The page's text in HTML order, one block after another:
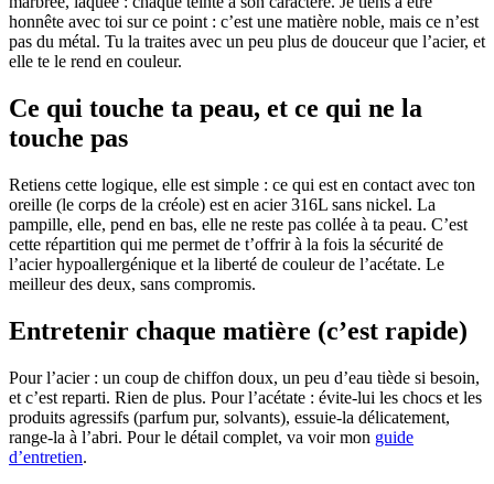
honnête avec toi sur ce point : c’est une matière noble, mais ce n’est
pas du métal. Tu la traites avec un peu plus de douceur que l’acier, et
elle te le rend en couleur.
Ce qui touche ta peau, et ce qui ne la
touche pas
Retiens cette logique, elle est simple : ce qui est en contact avec ton
oreille (le corps de la créole) est en acier 316L sans nickel. La
pampille, elle, pend en bas, elle ne reste pas collée à ta peau. C’est
cette répartition qui me permet de t’offrir à la fois la sécurité de
l’acier hypoallergénique et la liberté de couleur de l’acétate. Le
meilleur des deux, sans compromis.
Entretenir chaque matière (c’est rapide)
Pour l’acier : un coup de chiffon doux, un peu d’eau tiède si besoin,
et c’est reparti. Rien de plus. Pour l’acétate : évite-lui les chocs et les
produits agressifs (parfum pur, solvants), essuie-la délicatement,
range-la à l’abri. Pour le détail complet, va voir mon guide
d’entretien.